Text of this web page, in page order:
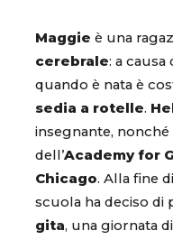
Maggie è una
cerebrale: a causa
quando è nata è
sedia a rotelle.
insegnante,
dell’Academy for
Chicago. Alla fine
scuola ha deciso di
gita, una giornata di